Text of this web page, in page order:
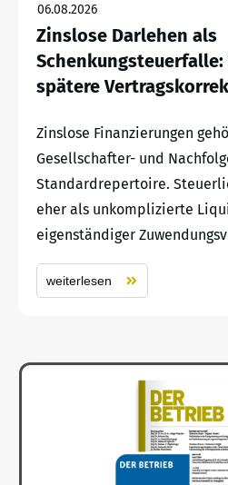
06.08.2026
Zinslose Darlehen als
spätere
Zinslose Finanzierungen
Gesellschafter- und
Standardrepertoire.
eher als unkomplizierte
eigenständiger
weiterlesen